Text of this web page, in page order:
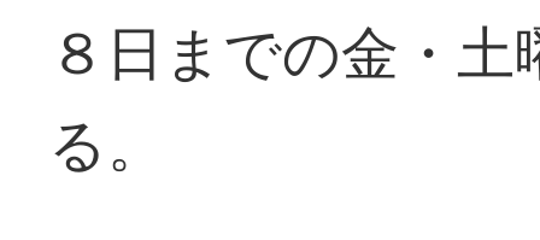
８日までの金・
る。